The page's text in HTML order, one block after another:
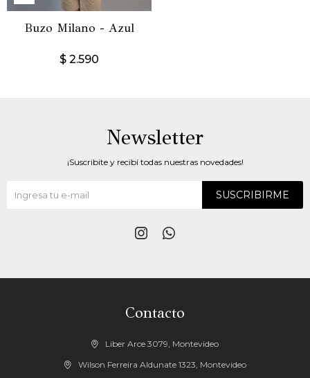
Buzo Milano - Azul
$ 2.590
Contacto
Liber Arce 3079, Montevideo
Wilson Ferreira Aldunate 1323, Montevideo
Newsletter
¡Suscribite y recibí todas nuestras novedades!
SUSCRIBIRME
 